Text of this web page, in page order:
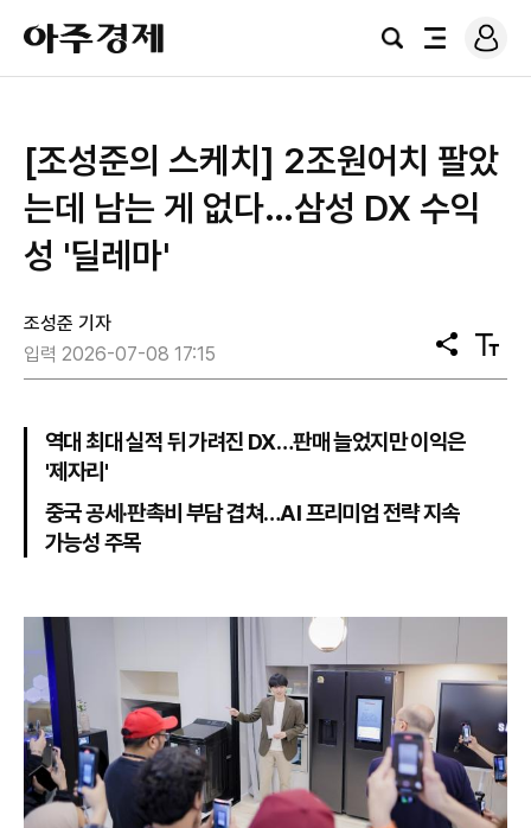
아
주
경
검
전
로
그
[조성준의 스케치] 2조원어치 팔았
는데 남는 게 없다…삼성 DX 수익
성 '딜레마'
조성준 기자
입력 2026-07-08 17:15
공
유
텍
스
역대 최대 실적 뒤 가려진 DX…판매 늘었지만 이익은
'제자리'
중국 공세·판촉비 부담 겹쳐…AI 프리미엄 전략 지속
가능성 주목